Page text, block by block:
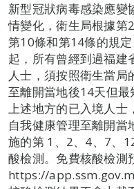
新型冠狀病毒感染應變
情變化，衛生局根據第
第10條和第14條的規
起，所有曾經到過福建
人士，須按照衛生當
至離開當地後14天但
上述地方的已入境人士
自我健康管理至離開當
施的第 1、2、4、7、
酸檢測。免費核酸檢測
https://